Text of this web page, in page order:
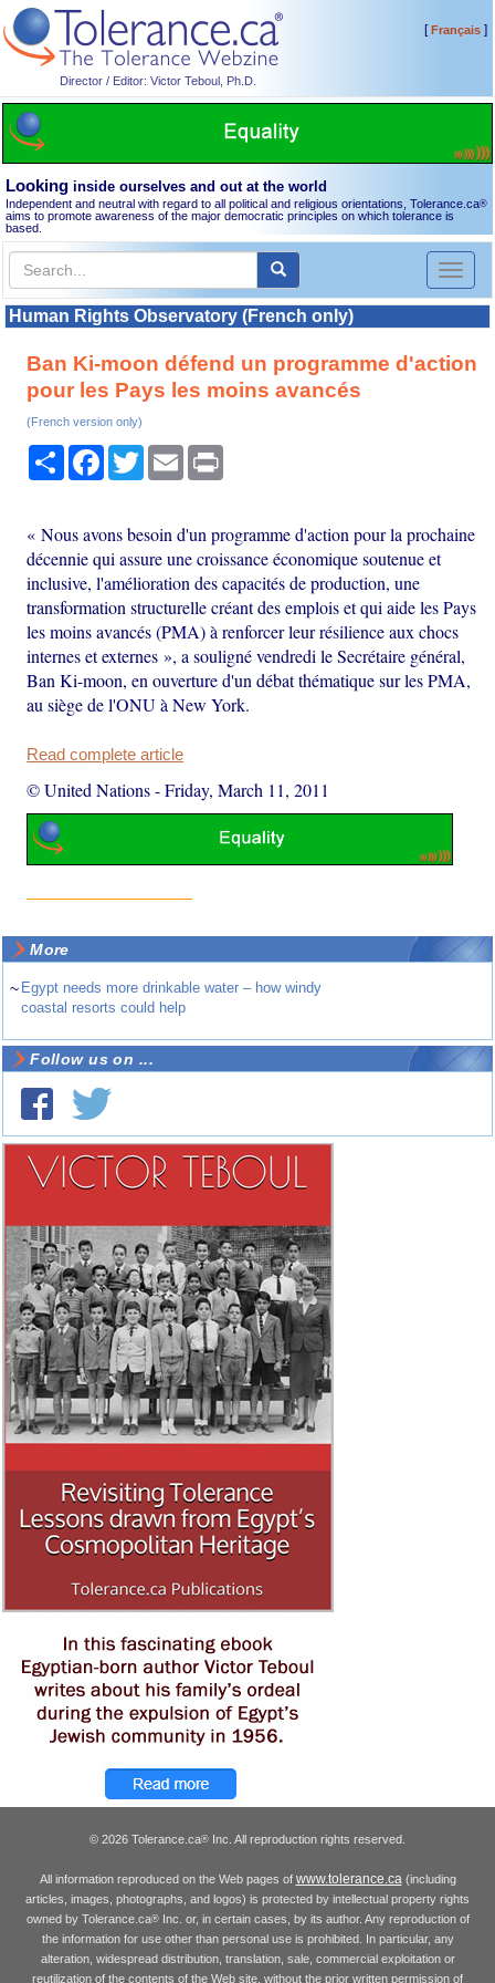
Director / Editor: Victor Teboul, Ph.D.
[Français]
Looking inside ourselves and out at the world
Independent and neutral with regard to all political and religious orientations, Tolerance.ca®
aims to promote awareness of the major democratic principles on which tolerance is
based.
Toggle
Human Rights Observatory (French only)
Ban Ki-moon défend un programme d'action
pour les Pays les moins avancés
(French version only)
Share Facebook
TwitterEmail
« Nous avons besoin d'un programme d'action pour la prochaine
décennie qui assure une croissance économique soutenue et
inclusive, l'amélioration des capacités de production, une
transformation structurelle créant des emplois et qui aide les Pays
les moins avancés (PMA) à renforcer leur résilience aux chocs
internes et externes », a souligné vendredi le Secrétaire général,
Ban Ki-moon, en ouverture d'un débat thématique sur les PMA,
au siège de l'ONU à New York.
Read complete article
© United Nations-Friday, March 11, 2011
More
~ Egypt needs more drinkable water – how windy
coastal resorts could help
Follow us on ...
© 2026 Tolerance.ca® Inc. All reproduction rights reserved.
All information reproduced on the Web pages of www.tolerance.ca(including
articles, images, photographs, and logos) is protected by intellectual property rights
owned by Tolerance.ca®Inc. or, in certain cases, by its author. Any reproduction of
the information for use other than personal use is prohibited. In particular, any
alteration, widespread distribution, translation, sale, commercial exploitation or
reutilization of the contents of the Web site, without the prior written permission of